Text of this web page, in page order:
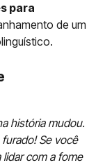
para
de um
história mudou.
Se você
com a fome